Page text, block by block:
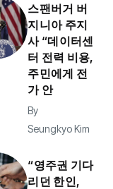
스팬버거 버
지니아 주지
사 “데이터센
터 전력 비용,
주민에게 전
가 안
By
Seungkyo Kim
“영주권 기다
리던 한인,